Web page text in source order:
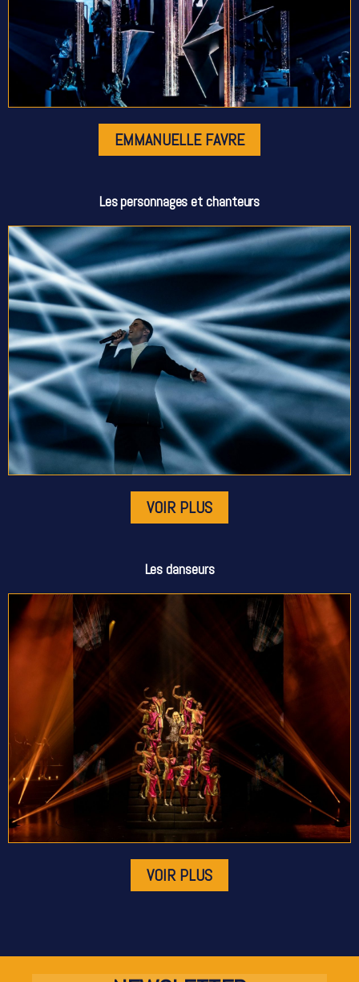
EMMANUELLE FAVRE
Les personnages et chanteurs
VOIR PLUS
Les danseurs
VOIR PLUS